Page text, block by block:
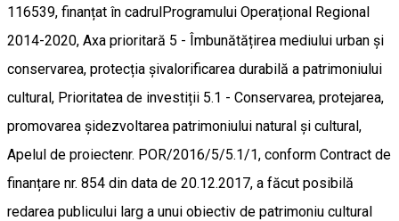
116539, finanțat în cadrulProgramului Operațional Regional
2014-2020, Axa prioritară 5 - Îmbunătățirea mediului urban și
conservarea, protecția șivalorificarea durabilă a patrimoniului
cultural, Prioritatea de investiții 5.1 - Conservarea, protejarea,
promovarea șidezvoltarea patrimoniului natural și cultural,
Apelul de proiectenr. POR/2016/5/5.1/1, conform Contract de
finanțare nr. 854 din data de 20.12.2017, a făcut posibilă
redarea publicului larg a unui obiectiv de patrimoniu cultural